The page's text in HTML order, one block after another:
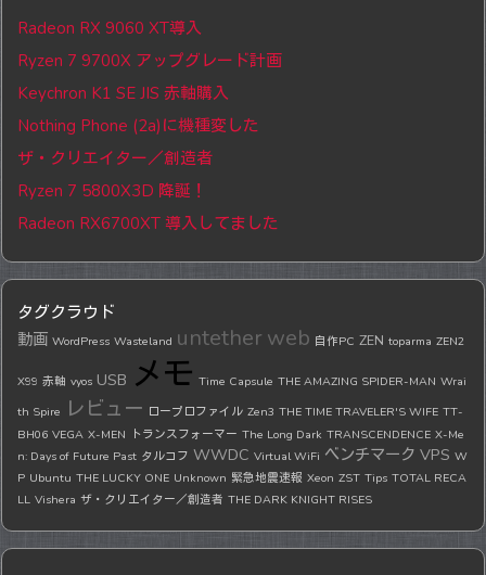
Radeon RX 9060 XT導入
Ryzen 7 9700X アップグレード計画
Keychron K1 SE JIS 赤軸購入
Nothing Phone (2a)に機種変した
ザ・クリエイター／創造者
Ryzen 7 5800X3D 降誕！
Radeon RX6700XT 導入してました
タグクラウド
動画 WordPress Wasteland untether web 自作PC ZEN toparma ZEN2
X99 赤軸 vyos USB メモ Time Capsule THE AMAZING SPIDER-MAN Wrai
th Spire レビュー ロープロファイル Zen3 THE TIME TRAVELER'S WIFE TT-
BH06 VEGA X-MEN トランスフォーマー The Long Dark TRANSCENDENCE X-Me
n: Days of Future Past タルコフ WWDC Virtual WiFi ベンチマーク VPS W
P Ubuntu THE LUCKY ONE Unknown 緊急地震速報 Xeon ZST Tips TOTAL RECA
LL Vishera ザ・クリエイター／創造者 THE DARK KNIGHT RISES